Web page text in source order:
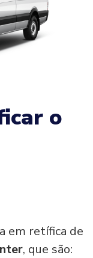
o
em retífica de
, que são: